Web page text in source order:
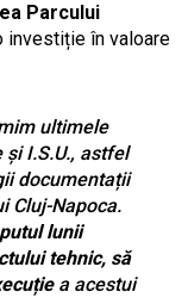
Parcului
investiție în valoare
ultimele
I.S.U., astfel
documentații
Cluj-Napoca.
lunii
tehnic, să
a acestui